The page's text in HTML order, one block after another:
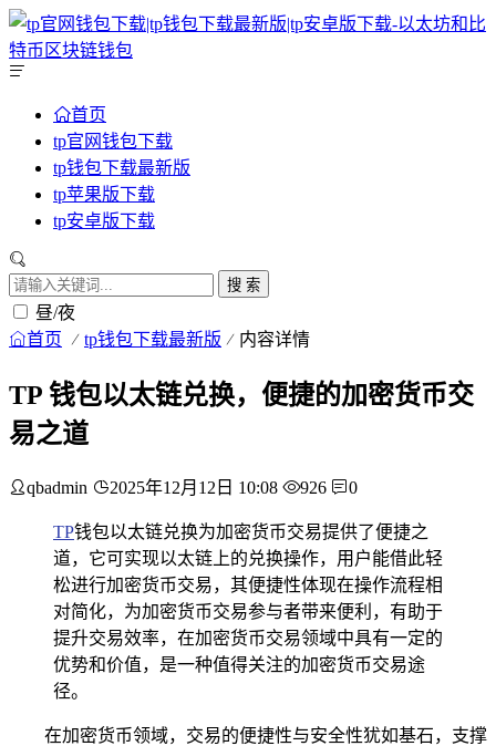
首页
tp官网钱包下载
tp钱包下载最新版
tp苹果版下载
tp安卓版下载
搜 索
昼/夜
首页 tp钱包下载最新版 内容详情
TP 钱包以太链兑换，便捷的加密货币交
易之道
qbadmin 2025年12月12日 10:08 926 0
TP钱包以太链兑换为加密货币交易提供了便捷之
道，它可实现以太链上的兑换操作，用户能借此轻
松进行加密货币交易，其便捷性体现在操作流程相
对简化，为加密货币交易参与者带来便利，有助于
提升交易效率，在加密货币交易领域中具有一定的
优势和价值，是一种值得关注的加密货币交易途
径。
在加密货币领域，交易的便捷性与安全性犹如基石，支撑